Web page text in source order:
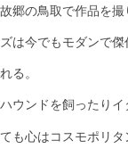
郷の鳥取で作品を撮
は今でもモダンで傑
る。
ウンドを飼ったり
も心はコスモポリタ